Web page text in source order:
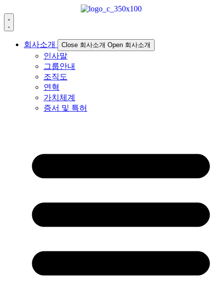
회사소개 Close 회사소개 Open 회사소개
인사말
그룹안내
조직도
연혁
가치체계
증서 및 특허